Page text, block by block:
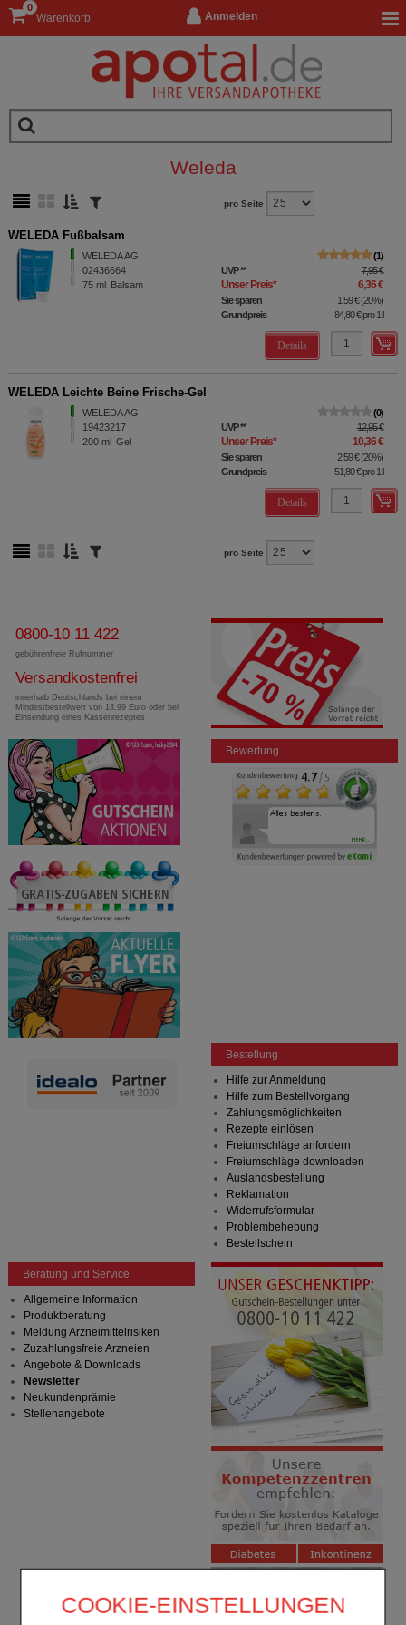
COOKIE-EINSTELLUNGEN
Anmelden
Warenkorb
0
Weleda
pro Seite
WELEDA Fußbalsam
WELEDA AG
02436664
75 ml Balsam
1
UVP** 7,95 €
Unser Preis* 6,36 €
Sie sparen 1,59 €(20%)
Grundpreis
84,80 €pro 1 l
Details
WELEDA Leichte Beine Frische-Gel
WELEDA AG
19423217
200 ml Gel
0
UVP** 12,95 €
Unser Preis* 10,36 €
Sie sparen 2,59 €(20%)
Grundpreis
51,80 €pro 1 l
Details
pro Seite
0800-10 11 422
gebührenfreie Rufnummer
Versandkostenfrei
innerhalb Deutschlands bei einem
Mindestbestellwert von 13,99 Euro oder bei
Einsendung eines Kassenrezeptes
Bewertung
Bestellung
Hilfe zur Anmeldung
Hilfe zum Bestellvorgang
Zahlungsmöglichkeiten
Rezepte einlösen
Freiumschläge anfordern
Freiumschläge downloaden
Auslandsbestellung
Reklamation
Widerrufsformular
Problembehebung
Bestellschein
Beratung und Service
Allgemeine Information
Produktberatung
Meldung Arzneimittelrisiken
Zuzahlungsfreie Arzneien
Angebote & Downloads
Newsletter
Neukundenprämie
Stellenangebote